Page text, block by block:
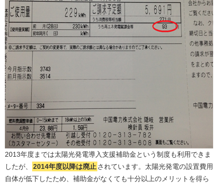
2013年度までは太陽光発電導入支援補助金という制度も利用できま
したが、
2014年度以降は廃止 されています。太陽光発電の設置費用
自体が低下したため、補助金がなくても十分以上のメリットを得ら